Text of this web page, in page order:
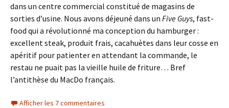
dans un centre commercial constitué de magasins de
sorties d’usine. Nous avons déjeuné dans un Five Guys, fast-
food qui a révolutionné ma conception du hamburger :
excellent steak, produit frais, cacahuètes dans leur cosse en
apéritif pour patienter en attendant la commande, le
restau ne puait pas la vieille huile de friture… Bref
l’antithèse du MacDo français.
Afficher les 7 commentaires